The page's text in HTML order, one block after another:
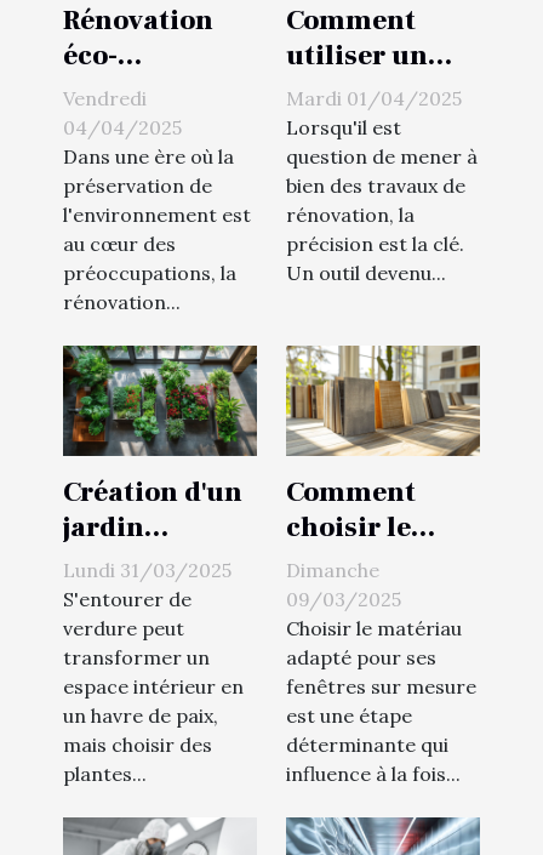
Rénovation
éco-
responsable
comment
réduire son
empreinte
carbone en
modernisant
sa maison
Vendredi
04/04/2025
Dans une ère où la
préservation de
l'environnement est
au cœur des
préoccupations, la
rénovation...
Comment
utiliser un
niveau laser à
360 degrés
pour des
projets de
rénovation
Mardi 01/04/2025
Lorsqu'il est
question de mener à
bien des travaux de
rénovation, la
précision est la clé.
Un outil devenu...
Création d'un
jardin
intérieur
quelles
plantes
choisir pour
purifier l'air
Lundi 31/03/2025
S'entourer de
verdure peut
transformer un
espace intérieur en
un havre de paix,
mais choisir des
plantes...
Comment
choisir le
matériau
idéal pour vos
fenêtres sur
mesure
Dimanche
09/03/2025
Choisir le matériau
adapté pour ses
fenêtres sur mesure
est une étape
déterminante qui
influence à la fois...